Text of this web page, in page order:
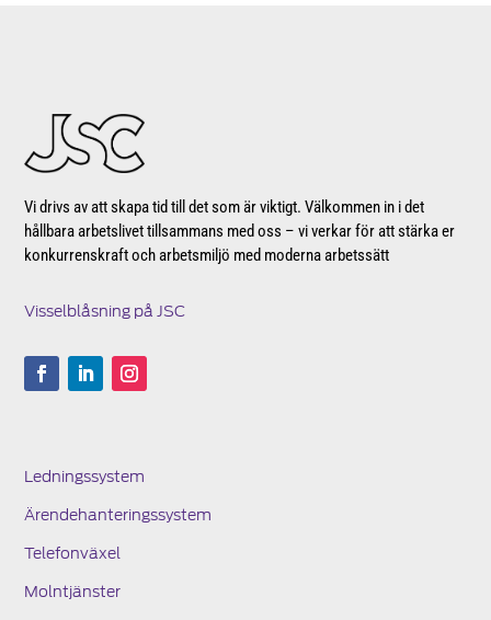
Vi drivs av att skapa tid till det som är viktigt. Välkommen in i det
hållbara arbetslivet tillsammans med oss – vi verkar för att stärka er
konkurrenskraft och arbetsmiljö med moderna arbetssätt
Visselblåsning på JSC
Ledningssystem
Ärendehanteringssystem
Telefonväxel
Molntjänster